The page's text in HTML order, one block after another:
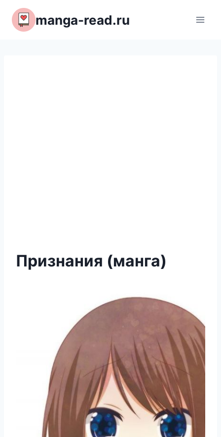
Перейти
содержимому
manga-read.ru
Признания (манга)